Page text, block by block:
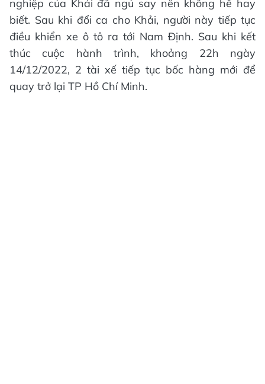
nghiệp của Khải đã ngủ say nên không hề hay
biết. Sau khi đổi ca cho Khải, người này tiếp tục
điều khiển xe ô tô ra tới Nam Định. Sau khi kết
thúc cuộc hành trình, khoảng 22h ngày
14/12/2022, 2 tài xế tiếp tục bốc hàng mới để
quay trở lại TP Hồ Chí Minh.